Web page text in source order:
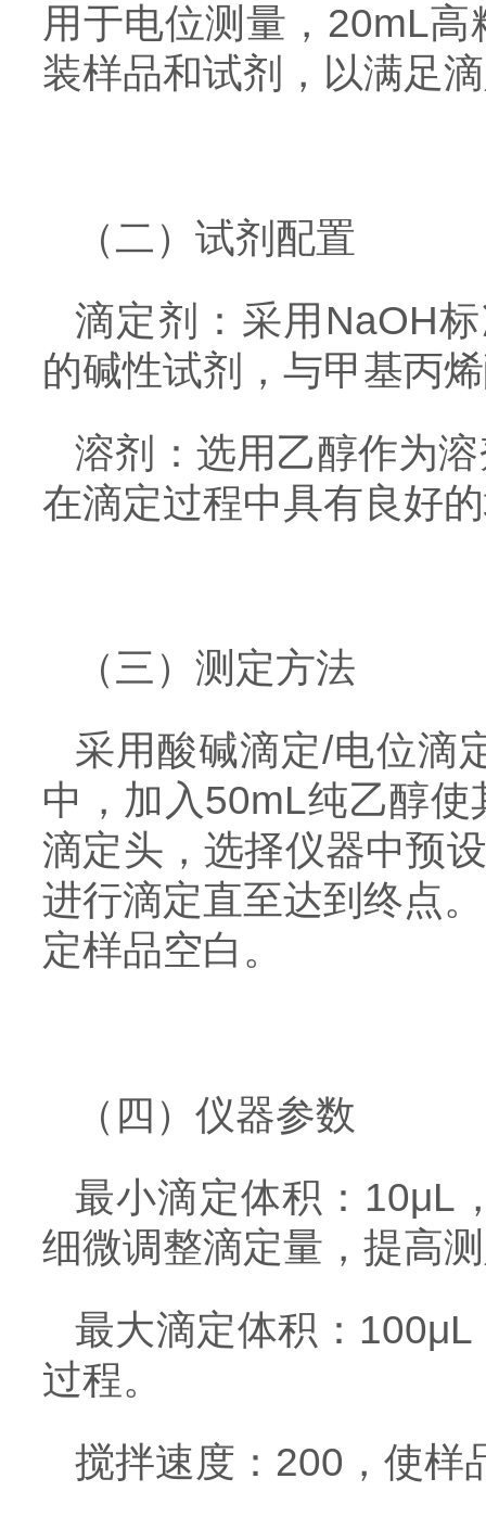
用于电位测量，20mL
装样品和试剂，以满足
（二）试剂配置
滴定剂：采用NaOH
的碱性试剂，与甲基丙
溶剂：选用乙醇作为
在滴定过程中具有良好
（三）测定方法
采用酸碱滴定/电位滴
中，加入50mL纯乙醇
滴定头，选择仪器中预
进行滴定直至达到终点
定样品空白。
（四）仪器参数
最小滴定体积：10μL
细微调整滴定量，提高
最大滴定体积：
过程。
搅拌速度：200，使样